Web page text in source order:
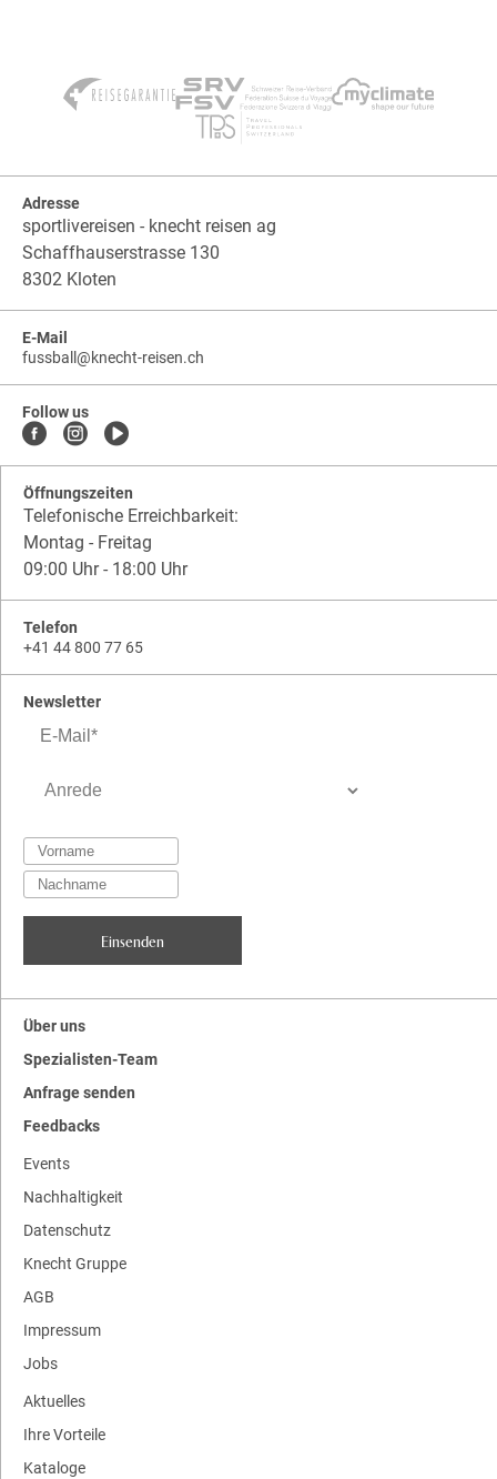
Adresse
sportlivereisen - knecht reisen ag
Schaffhauserstrasse 130
8302 Kloten
E-Mail
fussball @knecht-reisen.ch
Follow us
Öffnungszeiten
Telefonische Erreichbarkeit:
Montag - Freitag
09:00 Uhr - 18:00 Uhr
Telefon
+41 44 800 77 65
Newsletter
Über uns
Spezialisten-Team
Anfrage senden
Feedbacks
Events
Nachhaltigkeit
Datenschutz
Knecht Gruppe
AGB
Impressum
Jobs
Aktuelles
Ihre Vorteile
Kataloge